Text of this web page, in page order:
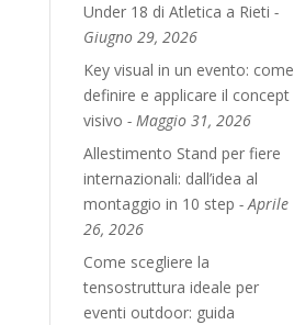
Under 18 di Atletica a Rieti
Giugno 29, 2026
Key visual in un evento: come
definire e applicare il concept
visivo
Maggio 31, 2026
Allestimento Stand per fiere
internazionali: dall’idea al
montaggio in 10 step
Aprile
26, 2026
Come scegliere la
tensostruttura ideale per
eventi outdoor: guida